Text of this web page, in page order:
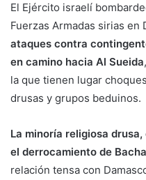
El Ejército israelí
Fuerzas Armadas sirias en
ataques contra
en camino hacia Al Sueida
la que tienen lugar
drusas y grupos beduinos.
La minoría religiosa
el derrocamiento de
relación tensa con